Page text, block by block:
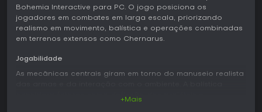
Bohemia Interactive para PC. O jogo posiciona os
jogadores em combates em larga escala, priorizando
realismo em movimento, balística e operações combinadas
em terrenos extensos como Chernarus.
Jogabilidade
As mecânicas centrais giram em torno do manuseio realista
+Mais